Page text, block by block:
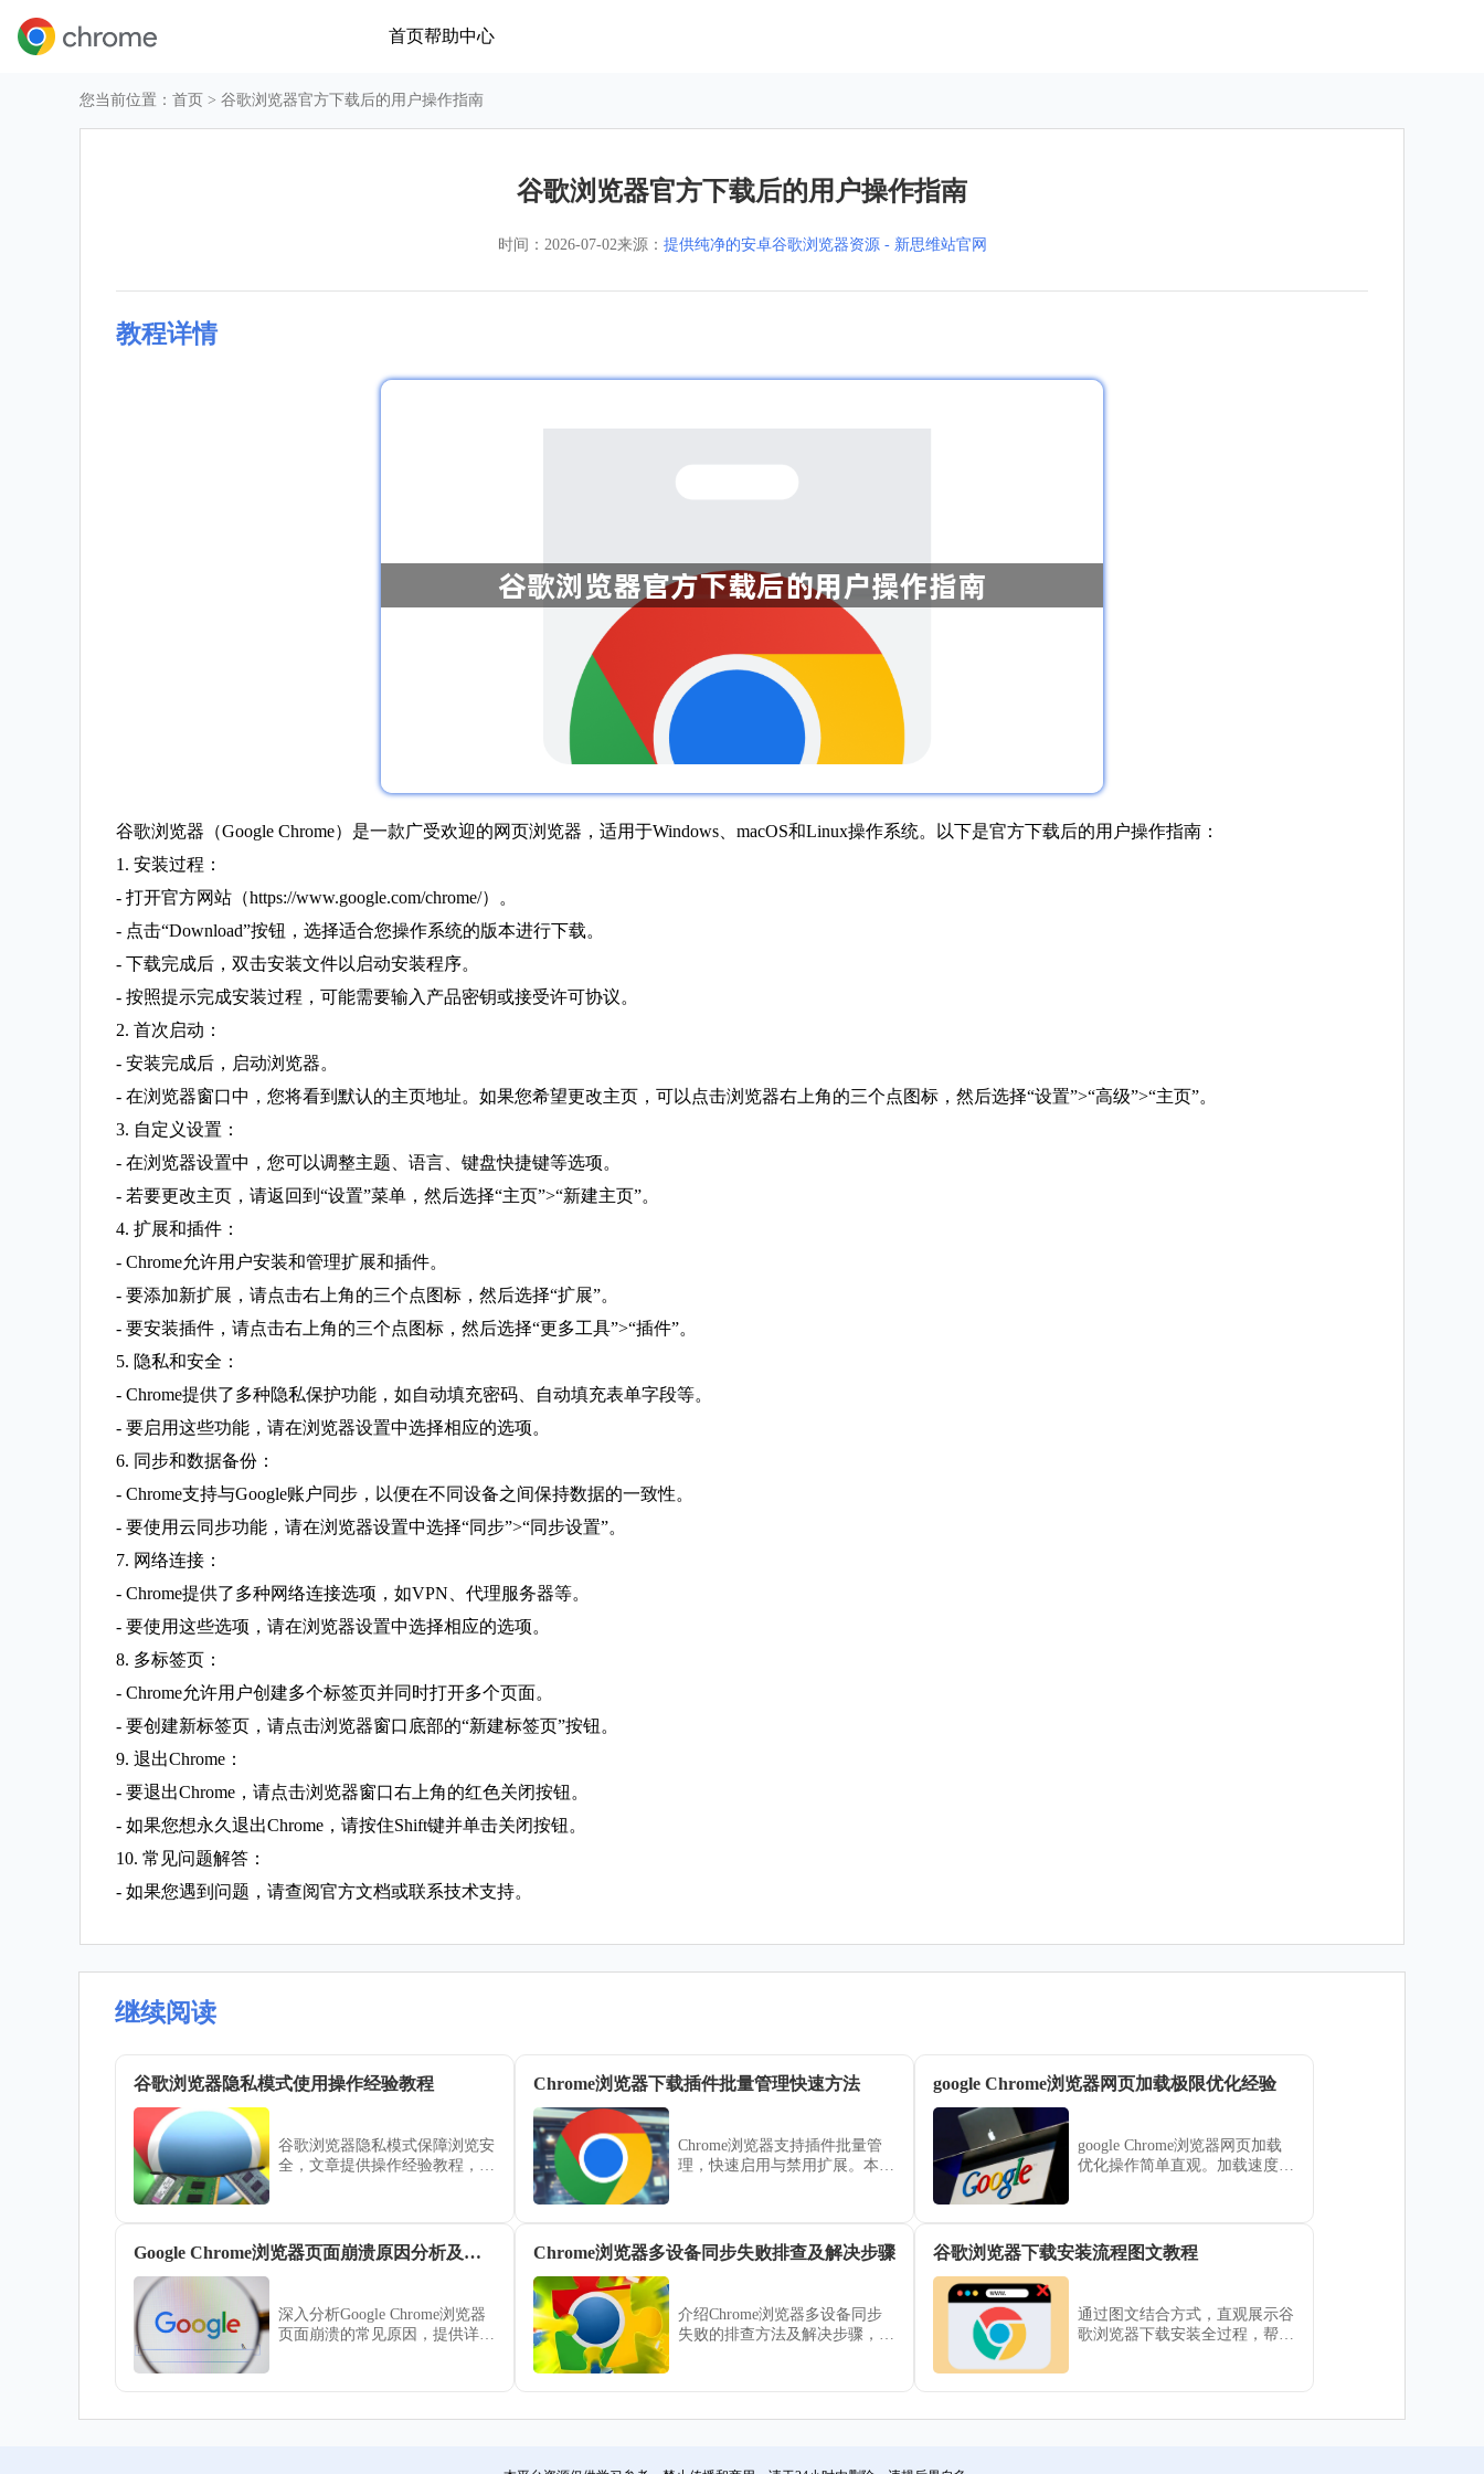
首页帮助中心
您当前位置： 首页 > 谷歌浏览器官方下载后的用户操作指南
谷歌浏览器官方下载后的用户操作指南
时间： 2026-07-02来源： 提供纯净的安卓谷歌浏览器资源 - 新思维站官网
教程详情
谷歌浏览器（Google Chrome）是一款广受欢迎的网页浏览器，适用于Windows、macOS和Linux操作系统。以下是官方下载后的用户操作指南：
1. 安装过程：
- 打开官方网站（https://www.google.com/chrome/）。
- 点击“Download”按钮，选择适合您操作系统的版本进行下载。
- 下载完成后，双击安装文件以启动安装程序。
- 按照提示完成安装过程，可能需要输入产品密钥或接受许可协议。
2. 首次启动：
- 安装完成后，启动浏览器。
- 在浏览器窗口中，您将看到默认的主页地址。如果您希望更改主页，可以点击浏览器右上角的三个点图标，然后选择“设置”>“高级”>“主页”。
3. 自定义设置：
- 在浏览器设置中，您可以调整主题、语言、键盘快捷键等选项。
- 若要更改主页，请返回到“设置”菜单，然后选择“主页”>“新建主页”。
4. 扩展和插件：
- Chrome允许用户安装和管理扩展和插件。
- 要添加新扩展，请点击右上角的三个点图标，然后选择“扩展”。
- 要安装插件，请点击右上角的三个点图标，然后选择“更多工具”>“插件”。
5. 隐私和安全：
- Chrome提供了多种隐私保护功能，如自动填充密码、自动填充表单字段等。
- 要启用这些功能，请在浏览器设置中选择相应的选项。
6. 同步和数据备份：
- Chrome支持与Google账户同步，以便在不同设备之间保持数据的一致性。
- 要使用云同步功能，请在浏览器设置中选择“同步”>“同步设置”。
7. 网络连接：
- Chrome提供了多种网络连接选项，如VPN、代理服务器等。
- 要使用这些选项，请在浏览器设置中选择相应的选项。
8. 多标签页：
- Chrome允许用户创建多个标签页并同时打开多个页面。
- 要创建新标签页，请点击浏览器窗口底部的“新建标签页”按钮。
9. 退出Chrome：
- 要退出Chrome，请点击浏览器窗口右上角的红色关闭按钮。
- 如果您想永久退出Chrome，请按住Shift键并单击关闭按钮。
10. 常见问题解答：
- 如果您遇到问题，请查阅官方文档或联系技术支持。
继续阅读
谷歌浏览器隐私模式使用操作经验教程
谷歌浏览器隐私模式保障浏览安
全，文章提供操作经验教程，包
Chrome浏览器下载插件批量管理快速方法
Chrome浏览器支持插件批量管
理，快速启用与禁用扩展。本文
google Chrome浏览器网页加载极限优化经验
google Chrome浏览器网页加载
优化操作简单直观。加载速度显
Google Chrome浏览器页面崩溃原因分析及修复教程
深入分析Google Chrome浏览器
页面崩溃的常见原因，提供详细
Chrome浏览器多设备同步失败排查及解决步骤
介绍Chrome浏览器多设备同步
失败的排查方法及解决步骤，保
谷歌浏览器下载安装流程图文教程
通过图文结合方式，直观展示谷
歌浏览器下载安装全过程，帮助